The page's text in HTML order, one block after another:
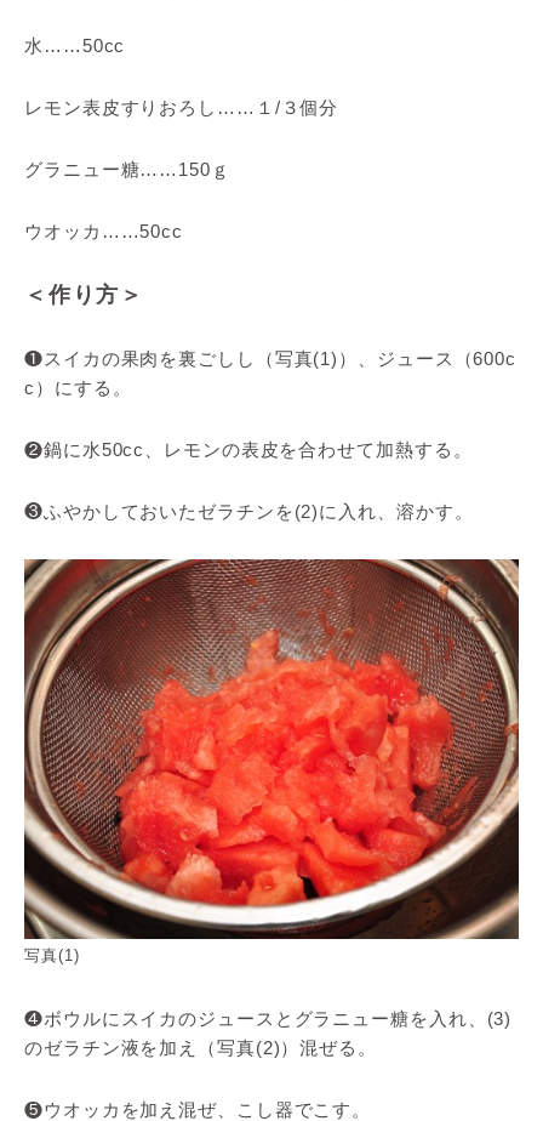
水……50cc
レモン表皮すりおろし……１/３個分
グラニュー糖……150ｇ
ウオッカ……50cc
＜作り方＞
❶スイカの果肉を裏ごしし（写真(1)）、ジュース（600c
c）にする。
❷鍋に水50cc、レモンの表皮を合わせて加熱する。
❸ふやかしておいたゼラチンを(2)に入れ、溶かす。
写真(1)
❹ボウルにスイカのジュースとグラニュー糖を入れ、(3)
のゼラチン液を加え（写真(2)）混ぜる。
❺ウオッカを加え混ぜ、こし器でこす。